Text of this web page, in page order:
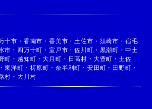
十市 ・ 香南市 ・香美市 ・ 土佐市 ・ 須崎市 ・ 宿毛
市 ・ 四万十町 ・室戸市 ・佐川町 ・ 黒潮町 ・ 中土
町 ・ 越知町 ・大月町 ・ 日高村 ・ 大豊町 ・ 土佐
・東洋町 ・ 梼原町 ・ 奈半利町 ・ 安田町 ・ 田野町 ・
村 ・大川村